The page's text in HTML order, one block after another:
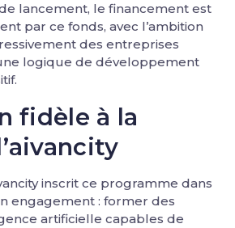
lancement, le financement est
par ce fonds, avec l’ambition
des entreprises
logique de développement
fidèle à la
inscrit ce programme dans
engagement : former des
artificielle capables de